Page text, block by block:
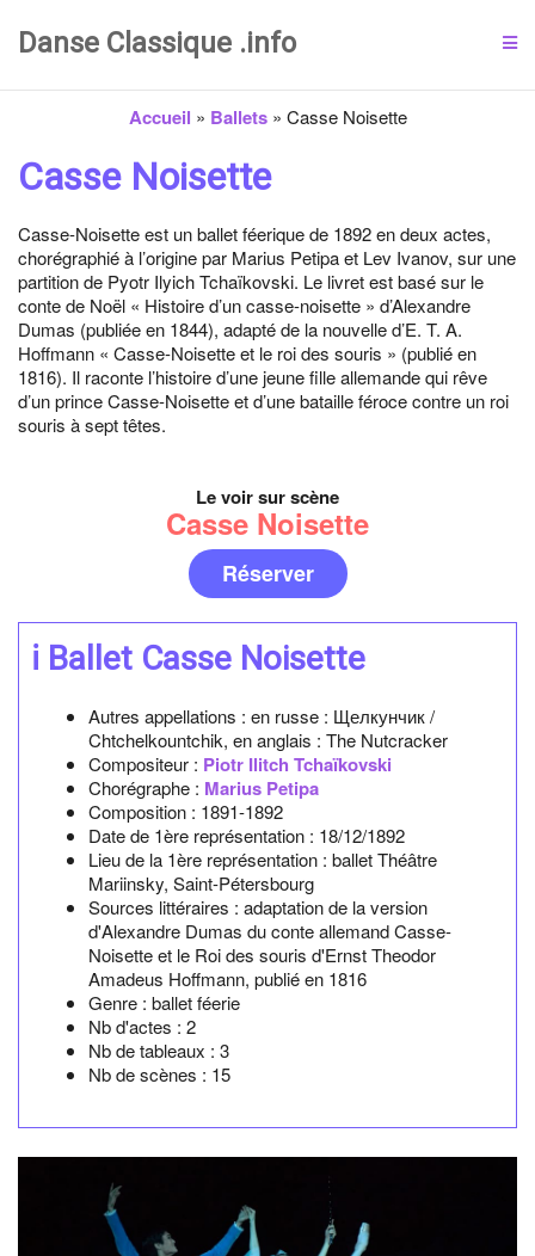
Danse Classique .info
Accueil » Ballets» Casse Noisette
Casse Noisette
Casse-Noisette est un ballet féerique de 1892 en deux actes,
chorégraphié à l’origine par Marius Petipa et Lev Ivanov, sur une
partition de Pyotr Ilyich Tchaïkovski. Le livret est basé sur le
conte de Noël « Histoire d’un casse-noisette » d’Alexandre
Dumas (publiée en 1844), adapté de la nouvelle d’E. T. A.
Hoffmann « Casse-Noisette et le roi des souris » (publié en
1816). Il raconte l’histoire d’une jeune fille allemande qui rêve
d’un prince Casse-Noisette et d’une bataille féroce contre un roi
souris à sept têtes.
Le voir sur scène
Casse Noisette
Réserver
ℹ️ Ballet Casse Noisette
Autres appellations : en russe : Щелкунчик /
Chtchelkountchik, en anglais : The Nutcracker
Compositeur : Piotr Ilitch Tchaïkovski
Chorégraphe : Marius Petipa
Composition : 1891-1892
Date de 1ère représentation : 18/12/1892
Lieu de la 1ère représentation : ballet Théâtre
Mariinsky, Saint-Pétersbourg
Sources littéraires : adaptation de la version
d'Alexandre Dumas du conte allemand Casse-
Noisette et le Roi des souris d'Ernst Theodor
Amadeus Hoffmann, publié en 1816
Genre : ballet féerie
Nb d'actes : 2
Nb de tableaux : 3
Nb de scènes : 15